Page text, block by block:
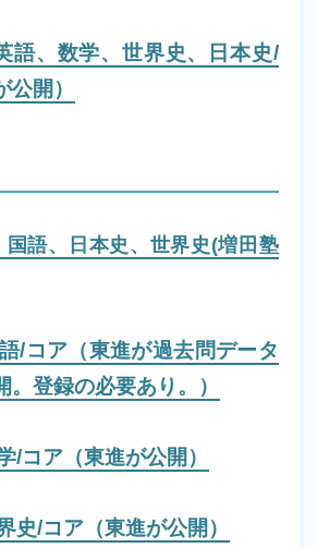
語、数学、世界史、日本史/
開）
国語、日本史、世界史(増田塾
/コア（東進が過去問データ
。登録の必要あり。）
/コア（東進が公開）
史/コア（東進が公開）